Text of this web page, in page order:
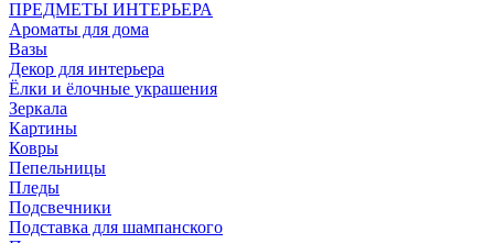
ПРЕДМЕТЫ ИНТЕРЬЕРА
Ароматы для дома
Вазы
Декор для интерьера
Ёлки и ёлочные украшения
Зеркала
Картины
Ковры
Пепельницы
Пледы
Подсвечники
Подставка для шампанского